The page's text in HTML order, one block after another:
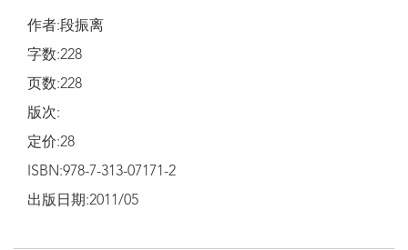
作者:段振离
字数:228
页数:228
版次:
定价:28
ISBN:978-7-313-07171-2
出版日期:2011/05